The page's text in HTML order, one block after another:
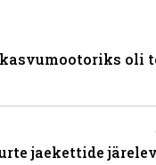
kasvumootoriks oli
jaekettide